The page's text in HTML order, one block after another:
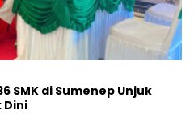
SMK di Sumenep Unjuk
Dini